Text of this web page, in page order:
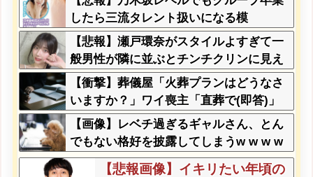
w w w w
したら三流タレント扱いになる模
様・・・
【悲報】瀬戸環奈がスタイルよすぎて一
般男性が隣に並ぶとチンチクリンに見え
てしまう
【衝撃】葬儀屋「火葬プランはどうなさ
いますか？」ワイ喪主「直葬で(即答)」
→結果ァw w w w w w w w w w
【画像】レベチ過ぎるギャルさん、とん
でもない格好を披露してしまうw w w w
w w w
【悲報画像】イキリたい年頃の